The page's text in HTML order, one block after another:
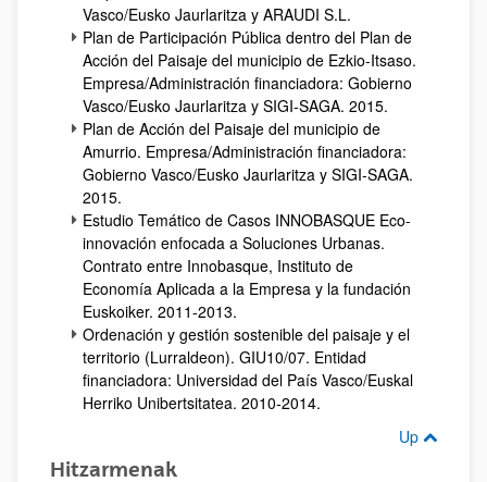
Vasco/Eusko Jaurlaritza y ARAUDI S.L.
Plan de Participación Pública dentro del Plan de
Acción del Paisaje del municipio de Ezkio-Itsaso.
Empresa/Administración financiadora: Gobierno
Vasco/Eusko Jaurlaritza y SIGI-SAGA. 2015.
Plan de Acción del Paisaje del municipio de
Amurrio. Empresa/Administración financiadora:
Gobierno Vasco/Eusko Jaurlaritza y SIGI-SAGA.
2015.
Estudio Temático de Casos INNOBASQUE Eco-
innovación enfocada a Soluciones Urbanas.
Contrato entre Innobasque, Instituto de
Economía Aplicada a la Empresa y la fundación
Euskoiker. 2011-2013.
Ordenación y gestión sostenible del paisaje y el
territorio (Lurraldeon). GIU10/07. Entidad
financiadora: Universidad del País Vasco/Euskal
Herriko Unibertsitatea. 2010-2014.
Up
Hitzarmenak